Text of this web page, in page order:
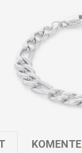
KOMENTE